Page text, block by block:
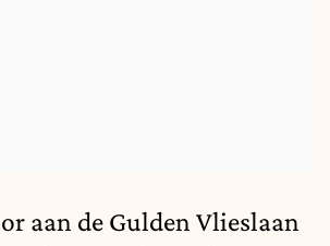
aan de Gulden Vlieslaan